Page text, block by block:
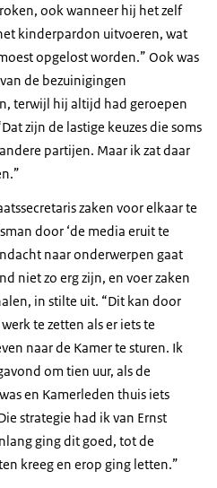
ook wanneer hij het zelf
kinderpardon uitvoeren, wat
opgelost worden.” Ook was
de bezuinigingen
terwijl hij altijd had geroepen
zijn de lastige keuzes die soms
partijen. Maar ik zat daar
zaken voor elkaar te
door ‘de media eruit te
naar onderwerpen gaat
niet zo erg zijn, en voer zaken
in stilte uit. “Dit kan door
te zetten als er iets te
naar de Kamer te sturen. Ik
om tien uur, als de
en Kamerleden thuis iets
strategie had ik van Ernst
ging dit goed, tot de
kreeg en erop ging letten.”